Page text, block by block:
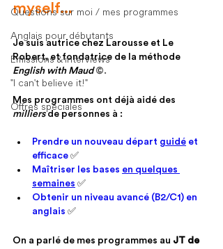
Questions sur moi / mes programmes
Anglais pour débutants
Émissions & interviews
"I can't believe it!"
Offres spéciales
myself...
Je suis autrice chez Larousse et Le
Robert, et fondatrice de la méthode
English with Maud ©.
Mes programmes ont déjà aidé des
milliers de personnes à :
Prendre un nouveau départ guidé et
efficace ✅
Maîtriser les bases en quelques
semaines ✅
Obtenir un niveau avancé (B2/C1) en
anglais ✅
On a parlé de mes programmes au JT de